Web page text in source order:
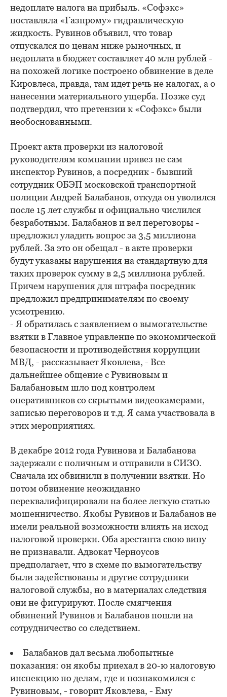
недоплате налога на прибыль. «Софэкс»
поставляла «Газпрому» гидравлическую
жидкость. Рувинов объявил, что товар
отпускался по ценам ниже рыночных, и
недоплата в бюджет составляет 40 млн рублей -
на похожей логике построено обвинение в деле
Кировлеса, правда, там идет речь не налогах, а о
нанесении материального ущерба. Позже суд
подтвердил, что претензии к «Софэкс» были
необоснованными.
Проект акта проверки из налоговой
руководителям компании привез не сам
инспектор Рувинов, а посредник - бывший
сотрудник ОБЭП московской транспортной
полиции Андрей Балабанов, откуда он уволился
после 15 лет службы и официально числился
безработным. Балабанов и вел переговоры -
предложил уладить вопрос за 3,5 миллиона
рублей. За это он обещал - в акте проверки
будут указаны нарушения на стандартную для
таких проверок сумму в 2,5 миллиона рублей.
Причем нарушения для штрафа посредник
предложил предпринимателям по своему
усмотрению.
- Я обратилась с заявлением о вымогательстве
взятки в Главное управление по экономической
безопасности и противодействия коррупции
МВД, - рассказывает Яковлева, - Все
дальнейшее общение с Рувиновым и
Балабановым шло под контролем
оперативников со скрытыми видеокамерами,
записью переговоров и т.д. Я сама участвовала в
этих мероприятиях.
В декабре 2012 года Рувинова и Балабанова
задержали с поличным и отправили в СИЗО.
Сначала их обвинили в получении взятки. Но
потом обвинение неожиданно
переквалифицировали на более легкую статью
мошенничество. Якобы Рувинов и Балабанов не
имели реальной возможности влиять на исход
налоговой проверки. Оба арестанта свою вину
не признавали. Адвокат Черноусов
предполагает, что в схеме по вымогательству
были задействованы и другие сотрудники
налоговой службы, но в материалах следствия
они не фигурируют. После смягчения
обвинений Рувинов и Балабанов пошли на
сотрудничество со следствием.
Балабанов дал весьма любопытные
показания: он якобы приехал в 20-ю налоговую
инспекцию по делам, где и познакомился с
Рувиновым, - говорит Яковлева, - Ему